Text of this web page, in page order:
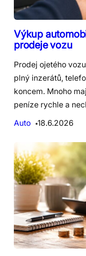
Výkup
prodeje vozu
Prodej ojetého
plný inzerátů,
koncem. Mnoho
peníze rychle a
Auto
18.6.2026